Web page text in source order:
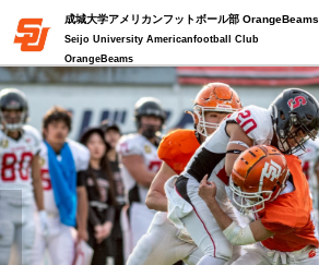
成城大学アメリカンフットボール部 OrangeBeams
Seijo University Americanfootball Club
OrangeBeams